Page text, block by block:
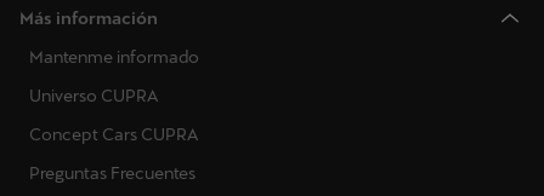
Más información
Mantenme informado
Universo CUPRA
Concept Cars CUPRA
Preguntas Frecuentes